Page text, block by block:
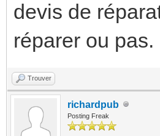
devis de
réparer ou pas.
Trouver
richardpub
Posting Freak